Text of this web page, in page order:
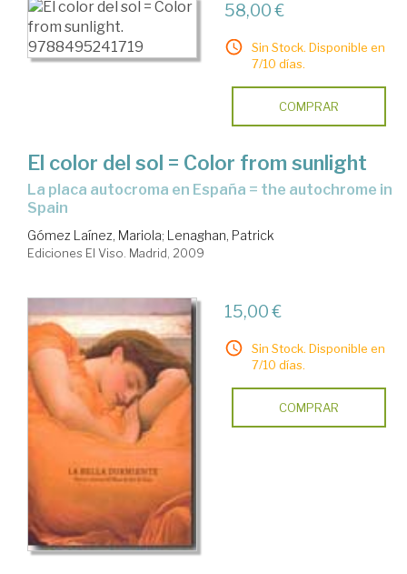
58,00 €
Sin Stock. Disponible en
7/10 días.
COMPRAR
El color del sol = Color from sunlight
la placa autocroma en España = the autochrome in
Spain
Gómez Laínez, Mariola; Lenaghan, Patrick
Ediciones El Viso. Madrid, 2009
15,00 €
Sin Stock. Disponible en
7/10 días.
COMPRAR